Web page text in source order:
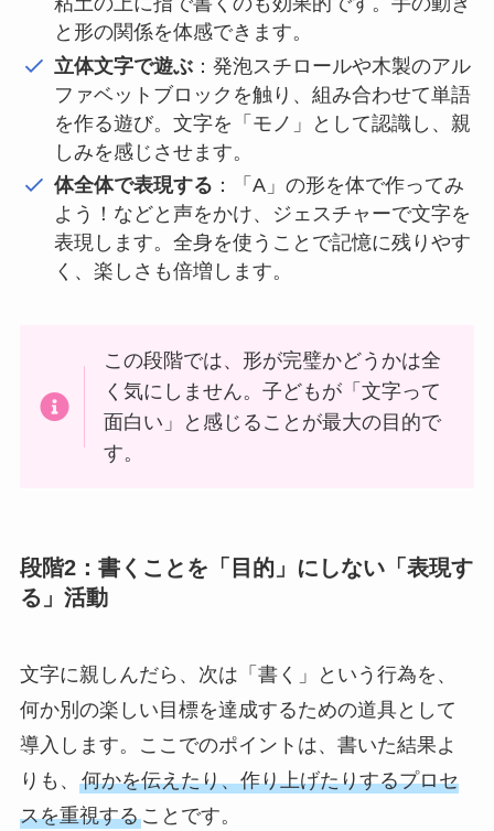
と形の関係を体感できます。
立体文字で遊ぶ ：発泡スチロールや木製のアル
ファベットブロックを触り、組み合わせて単語
を作る遊び。文字を「モノ」として認識し、親
しみを感じさせます。
体全体で表現する ：「A」の形を体で作ってみ
よう！などと声をかけ、ジェスチャーで文字を
表現します。全身を使うことで記憶に残りやす
く、楽しさも倍増します。
この段階では、形が完璧かどうかは全
く気にしません。子どもが「文字って
面白い」と感じることが最大の目的で
す。
段階2：書くことを「目的」にしない「表現す
る」活動
文字に親しんだら、次は「書く」という行為を、
何か別の楽しい目標を達成するための道具として
導入します。ここでのポイントは、書いた結果よ
りも、 何かを伝えたり、作り上げたりするプロセ
スを重視することです。